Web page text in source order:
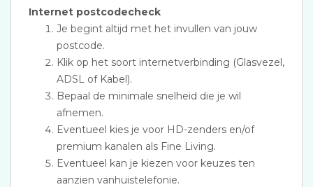
Internet postcodecheck
Je begint altijd met het invullen van jouw
postcode.
Klik op het soort internetverbinding (Glasvezel,
ADSL of Kabel).
Bepaal de minimale snelheid die je wil
afnemen.
Eventueel kies je voor HD-zenders en/of
premium kanalen als Fine Living.
Eventueel kan je kiezen voor keuzes ten
aanzien vanhuistelefonie.